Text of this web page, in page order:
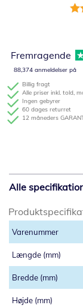
Billig fragt
Alle priser inkl. told,
Ingen gebyrer
60 dages returret
12 måneders
Fremragende
88,374 anmeldelser på
Alle